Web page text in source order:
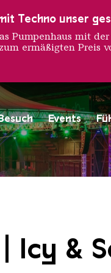
Events
Icy &
Techno unser
Pumpenhaus mit
ermäßigten Preis